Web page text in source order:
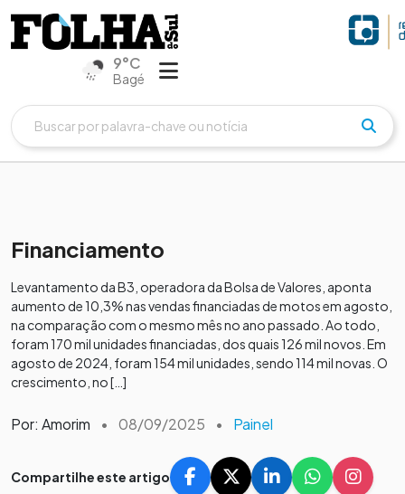
9°C
Bagé
Financiamento
Levantamento da B3, operadora da Bolsa de Valores, aponta
aumento de 10,3% nas vendas financiadas de motos em agosto,
na comparação com o mesmo mês no ano passado. Ao todo,
foram 170 mil unidades financiadas, dos quais 126 mil novos. Em
agosto de 2024, foram 154 mil unidades, sendo 114 mil novas. O
crescimento, no […]
Por: Amorim • 08/09/2025 • Painel
Compartilhe este artigo